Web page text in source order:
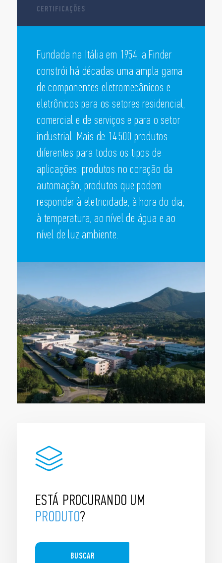
CERTIFICAÇÕES
Fundada na Itália em 1954, a Finder
constrói há décadas uma ampla gama
de componentes eletromecânicos e
eletrônicos para os setores residencial,
comercial e de serviços e para o setor
industrial. Mais de 14.500 produtos
diferentes para todos os tipos de
aplicações: produtos no coração da
automação, produtos que podem
responder à eletricidade, à hora do dia,
à temperatura, ao nível de água e ao
nível de luz ambiente.
ESTÁ PROCURANDO UM
PRODUTO?
BUSCAR